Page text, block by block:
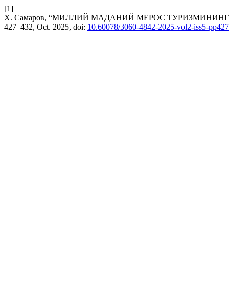
[1]
Х. Самаров, “МИЛЛИЙ МАДАНИЙ МЕРОС
427–432, Oct. 2025, doi: 10.60078/3060-4842-2025-vol2-iss5-